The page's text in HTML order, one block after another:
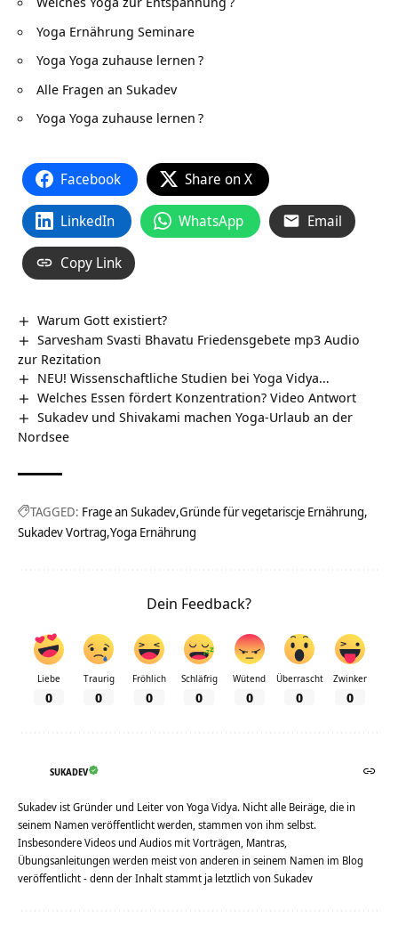
Yoga Ernährung Seminare
Yoga Yoga zuhause lernen ?
Alle Fragen an Sukadev
Yoga Yoga zuhause lernen ?
Facebook Share on X
LinkedIn WhatsApp Email
Copy Link
Warum Gott existiert?
Sarvesham Svasti Bhavatu Friedensgebete mp3 Audio
zur Rezitation
NEU! Wissenschaftliche Studien bei Yoga Vidya…
Welches Essen fördert Konzentration? Video Antwort
Sukadev und Shivakami machen Yoga-Urlaub an der
Nordsee
TAGGED: Frage an Sukadev Gründe für vegetariscje Ernährung
Sukadev Vortrag Yoga Ernährung
Dein Feedback?
Liebe
0
Traurig
0
Fröhlich
0
Schläfrig
0
Wütend
0
Überrascht
0
Zwinker
0
SUKADEV
Sukadev ist Gründer und Leiter von Yoga Vidya. Nicht alle Beiräge, die in
seinem Namen veröffentlicht werden, stammen von ihm selbst.
Insbesondere Videos und Audios mit Vorträgen, Mantras,
Übungsanleitungen werden meist von anderen in seinem Namen im Blog
veröffentlicht - denn der Inhalt stammt ja letztlich von Sukadev